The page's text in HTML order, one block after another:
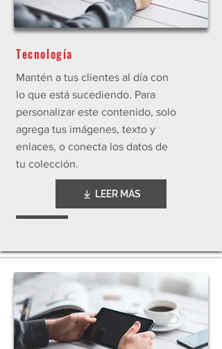
Tecnología
Mantén a tus clientes al día con
lo que está sucediendo. Para
personalizar este contenido, solo
agrega tus imágenes, texto y
enlaces, o conecta los datos de
tu colección.
LEER MÁS